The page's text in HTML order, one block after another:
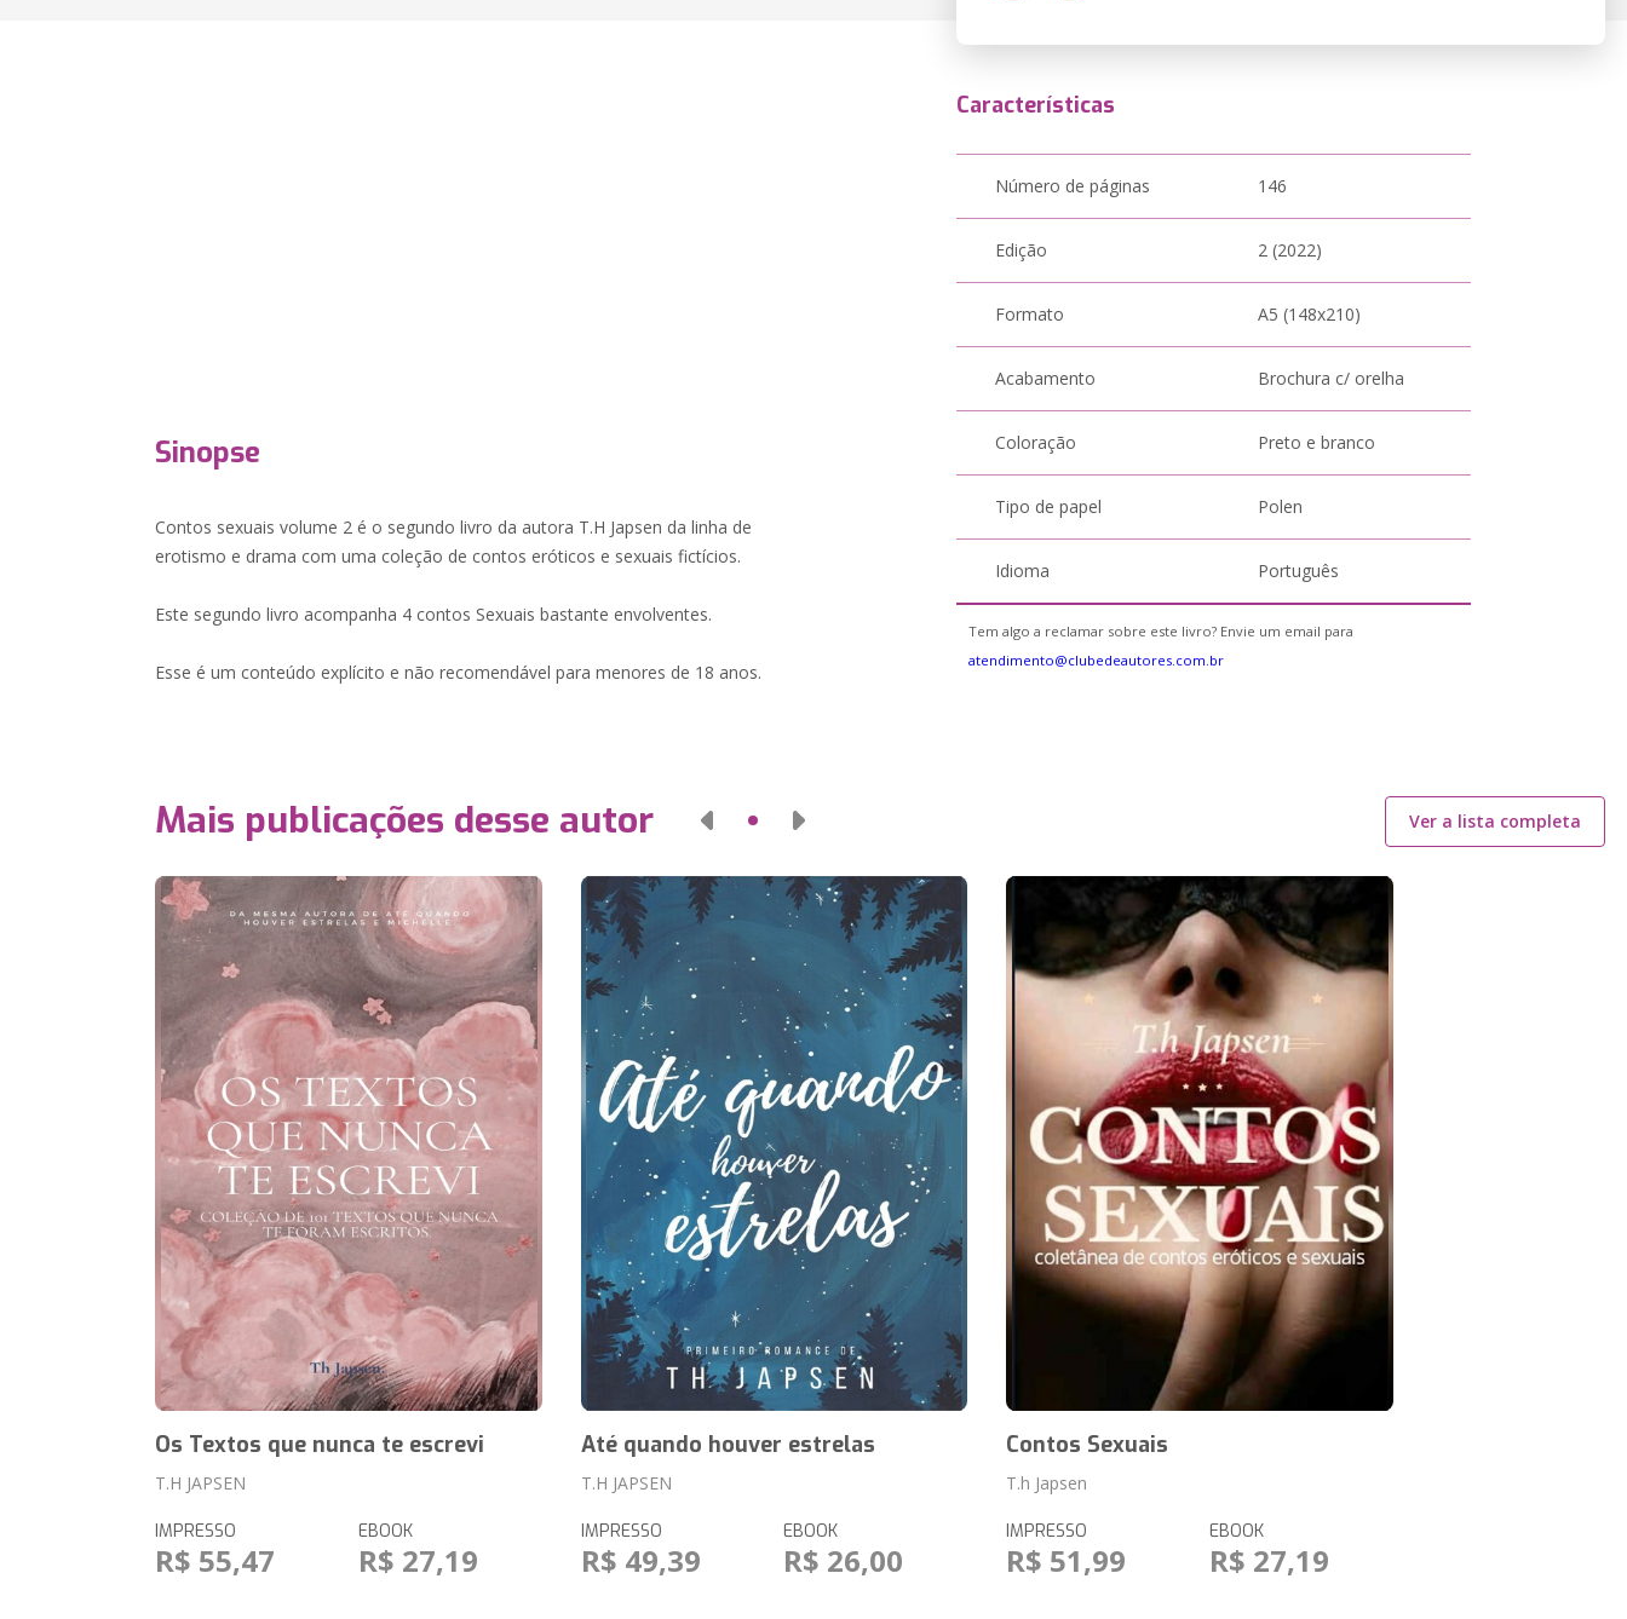
Sinopse
Contos sexuais volume 2 é o segundo livro da autora T.H Japsen da linha de
erotismo e drama com uma coleção de contos eróticos e sexuais fictícios.
Este segundo livro acompanha 4 contos Sexuais bastante envolventes.
Esse é um conteúdo explícito e não recomendável para menores de 18 anos.
Características
Número de páginas 146
Edição 2 (2022)
Formato A5 (148x210)
Acabamento Brochura c/ orelha
Coloração Preto e branco
Tipo de papel Polen
Idioma Português
Tem algo a reclamar sobre este livro? Envie um email para
atendimento@clubedeautores.com.br
Mais publicações desse autor Ver a lista completa
Os Textos que nunca te escrevi
T.H JAPSEN
IMPRESSO
R$ 55,47
EBOOK
R$ 27,19
Até quando houver estrelas
T.H JAPSEN
IMPRESSO
R$ 49,39
EBOOK
R$ 26,00
Contos Sexuais
T.h Japsen
IMPRESSO
R$ 51,99
EBOOK
R$ 27,19